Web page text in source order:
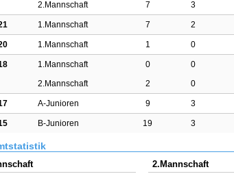
2.Mannschaft
7 3
1.Mannschaft 7 2
1.Mannschaft 1 0
1.Mannschaft 0 0
2.Mannschaft
2 0
A-Junioren 9 3
B-Junioren 19 3
2.Mannschaft